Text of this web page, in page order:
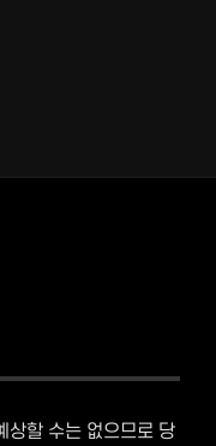
상할 수는 없으므로 당